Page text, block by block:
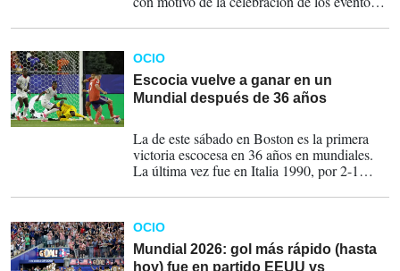
contribuir a la movilidad urbana, la seguridad
vial, la continuidad de las actividades
administrativas y la eficiencia en la
prestación del servicio público".
OCIO
Escocia vuelve a ganar en un
Mundial después de 36 años
La de este sábado en Boston es la primera
victoria escocesa en 36 años en mundiales.
La última vez fue en Italia 1990, por 2-1
OCIO
Mundial 2026: gol más rápido (hasta
hoy) fue en partido EEUU vs